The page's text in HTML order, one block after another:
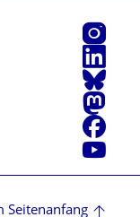
Instagram
LinkedIn
Bluesky
Mastodon
Facebook
Youtube
Seitenanfang